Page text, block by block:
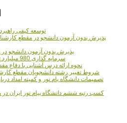
توسعه کیفی
پذیرش بدون آزمون دانشجو در مقطع
پذیرش بدون آزمون دانشجو در
سرمایه گذاری 980 میلیارد تومانی دانشگاه پیام نور
نحوه ارائه درس آشنایی با دفاع
شروط تغییر رشته دانشجویان مقطع
تصمیمات دانشگاه یام نور و کمیته امداد
کسب رتبه ششم دانشگاه پیام نور ایران در